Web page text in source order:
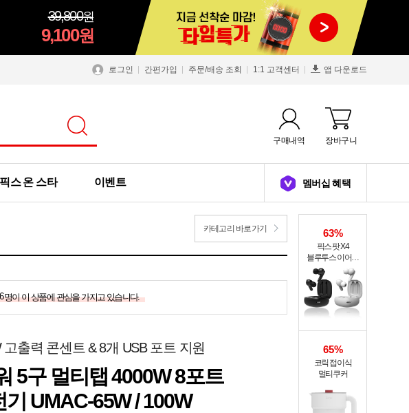
39,800원
9,100원
로그인 간편가입 주문/배송 조회 1:1 고객센터 앱 다운로드
구매내역 장바구니
픽스 온 스타 이벤트 멤버십 혜택
카테고리 바로가기
명이 이 상품에 관심을 가지고 있습니다.
고출력 콘센트 & 8개 USB 포트 지원
5구 멀티탭 4000W 8포트
기 UMAC-65W / 100W
63%
픽스 팟 X4
블루투스 이어폰
XWS-303
65%
코릭 접이식
멀티쿠커